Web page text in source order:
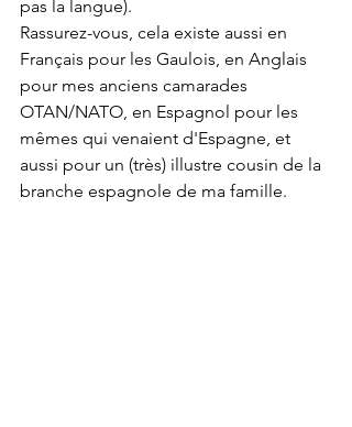
pas la langue).
Rassurez-vous, cela existe aussi en
Français pour les Gaulois, en Anglais
pour mes anciens camarades
OTAN/NATO, en Espagnol pour les
mêmes qui venaient d'Espagne, et
aussi pour un (très) illustre cousin de la
branche espagnole de ma famille.